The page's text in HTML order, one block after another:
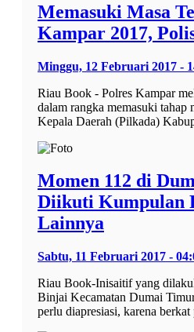
Memasuki Masa
Kampar 2017,
Minggu, 12 Februari 2017 -
Riau Book - Polres Kampar
dalam rangka memasuki tahap
Kepala Daerah (Pilkada)
Momen 112 di
Diikuti Kumpulan
Lainnya
Sabtu, 11 Februari 2017 -
Riau Book-Inisaitif yang
Binjai Kecamatan Dumai
perlu diapresiasi, karena